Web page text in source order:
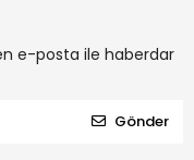
e-posta ile haberdar
Gönder